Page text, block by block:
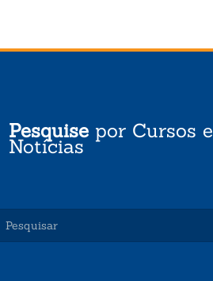
Pesquise por Cursos e
Notícias